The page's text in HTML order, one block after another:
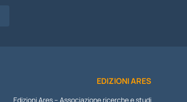
EDIZIONI ARES
Edizioni Ares – Associazione ricerche e studi